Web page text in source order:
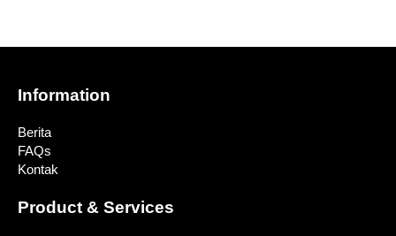
Information
Berita
FAQs
Kontak
Product & Services